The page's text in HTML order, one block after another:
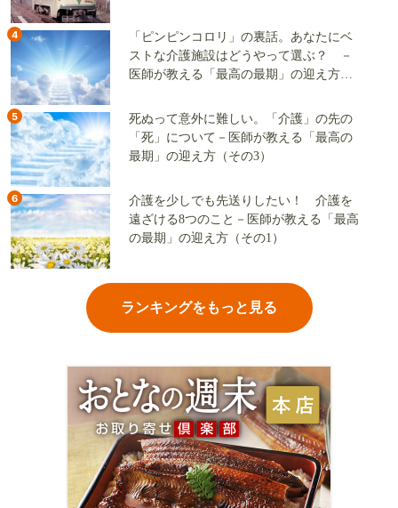
4
「ピンピンコロリ」の裏話。あなたにベ
ストな介護施設はどうやって選ぶ？ －
医師が教える「最高の最期」の迎え方
5
死ぬって意外に難しい。「介護」の先の
「死」について－医師が教える「最高の
最期」の迎え方（その3）
6
介護を少しでも先送りしたい！ 介護を
遠ざける8つのこと－医師が教える「最高
の最期」の迎え方（その1）
ランキングをもっと見る